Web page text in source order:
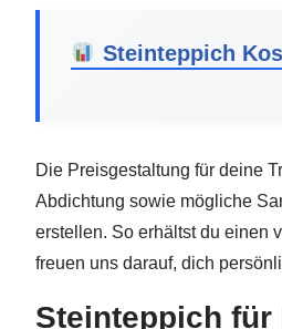
Steinteppich
Die Preisgestaltung für deine
Abdichtung sowie mögliche
erstellen. So erhältst du einen
freuen uns darauf, dich
Steinteppich für